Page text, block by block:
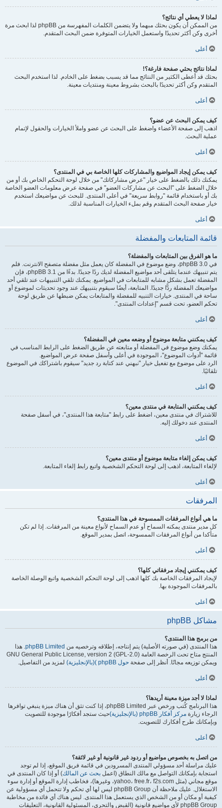
لماذا لا يعطي أي نتائج؟
من الممكن أن يكون بحثك مبهما ولا يتضمن الكلمات المفهرسة من phpBB لذا ابحث مرة
أخرى وكن أكثر تحديدًا واستعمل الخيارات المتوفرة ضمن البحث المتقدم.
أعلى
لماذا نتائج بحثي صفحة فارغة؟!
بحثك قد أعطى الكثير من النتائج مما قد يسبب بضغط على الخادم. لذا استخدم البحث
المتقدم وكن أكثر تحديدًا بالبحث بشروط معينة ومنتديات معينة.
أعلى
كيف يمكن البحث عن عضو؟
اذهب إلى صفحة الأعضاء واضغط على البحث عن عضو واملأ الخيارات والحقول لإتمام
عملية البحث.
أعلى
كيف يمكن إيجاد المواضيع والمشاركات كلها الخاصة بي في المنتدى؟
يمكنك ذلك بالضغط على خيار "عرض مشاركاتك" من خلال لوحة التحكم الخاص بك أو من
خلال الضغط على "البحث عن مشاركات العضو" في صفحة عرض معلومات العضو الخاصة
بك أو باستخدام قائمة "روابط سريعة" في أعلى المنتدى. للبحث عن مواضيعك استخدم
خيار صفحة البحث المتقدم وقم بملء الخيارات المناسبة لذلك.
أعلى
قائمة المتابعات والمفضلة
ما هو الفرق بين المتابعات والمفضلة؟
في phpBB 3.0، وضع موضوع في المفضلة كان يعمل مثل مفضلة متصفح الانترنت. فلم
يتم تنبيهك عندما يتلقى أحد مواضيع المفضلة لديك ردًا جديدًا. بدءًا من phpBB 3.1، فإن
المفضلة تعمل بشكل مشابه للمتابعات في المواضيع. يمكنك تلقي التنبيهات عند تلقي أحد
مواضيعك المفضلة ردًّا جديدًا. المتابعة، أيضًا سيقوم بتنبيهك عند وجود تحديثات لموضوع أو
ساحة في المنتدى. خيارات التنبيه للمفضلة والمتابعات يمكن ضبطها عن طريق لوحة
تحكم العضو، تحت قسم "إعدادات المنتدى".
أعلى
كيف يمكنني متابعة موضوع أو وضعه معين في المفضلة؟
يمكنك وضع موضوع في المفضلة أو متابعته عن طريق الضغط على الرابط المناسب في
قائمة "أدوات الموضوع"، الموجودة في أعلى وأسفل صفحة عرض المواضيع.
الرد على موضوع مع تفعيل خيار "نبهني عند كتابة رد جديد" سيقوم باشتراكك في الموضوع
تلقائيًا.
أعلى
كيف يمكنني المتابعة في منتدى معين؟
للاشتراك في منتدى معين، اضغط على رابط "متابعة هذا المنتدى"، في أسفل صفحة
المنتدى عند دخولك إليه.
أعلى
كيف يمكن إلغاء متابعة موضوع أو منتدى معين؟
لإلغاء المتابعة، اذهب إلى لوحة التحكم الشخصية واتبع رابط إلغاء المتابعة.
أعلى
المرفقات
ما هي أنواع المرفقات الممسوحة في هذا المنتدى؟
كل مدير منتدى يمكنه السماح أو عدم السماح لأنواع معينة من المرفقات. إذا لم تكن
متأكدا من أنواع المرفقات الممسوحة، اتصل بمدير الموقع.
أعلى
كيف يمكنني إيجاد مرفقاتي كلها؟
لإيجاد المرفقات الخاصة بك كلها اذهب إلى لوحة التحكم الشخصية واتبع الوصلة الخاصة
بالمرفقات الموجودة بها.
أعلى
مشاكل phpBB
من برمج هذا المنتدى؟
هذا المنتدى (في صورته الأصلية) يتم إنتاجه، إطلاقه وترخصيه من phpBB Limited. هذا
المنتج متاح تحت الرخصة العامة GNU General Public License, version 2 (GPL-2.0)
ويمكن توزيعه مجانًا. أنظر إلى صفحة حول phpBB )(بالإنجليزية) لمزيد من التفاصيل.
أعلى
لماذا لا أجد ميزة معينة أريدها؟
هذا البرنامج كُتب ورخص عبر phpBB Limited، إذا كنت تثق أن هناك ميزة ينبغي توافرها
الرجاء زيارة مركز أفكار phpBB (بالإنجليزية)
حيث ستجد أفكارًا موجودة للتصويت
وبإمكانك طرح أفكارك للتصويت.
أعلى
من اتصل به بخصوص مواضيع أو ردود غير قانونية أو غير لائقة؟
عليك مراسلة أحد مسؤولي المنتدى المسرودين في قائمة فريق الموقع، إذا لم توجد
استجابة بإمكانك التواصل مع مالك النطاق (اعمل بحث عن المالك) أو إذا كان المنتدى في
موقع مجاني (مثل yahoo، free.fr، f2s.com، وغيرها)، فخاطب إدارة الموقع أو إدارة سوء
الاستغلال. عليك ملاحظة أن phpBB Group ليس لها أي تحكم ولا تتحمل أي مسؤولية عن
كيفية أو مكان أو من الشخص الذي يستعمل هذا المنتدى. ليس هناك أي فائدة من مخاطبة
phpBB Group لأي مواضيع قانونية (القبض والتحري، المسئولية القانونية، التعليقات